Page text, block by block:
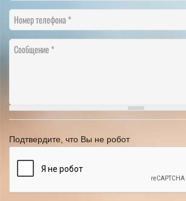
Номер телефона
Сообщение
Подтвердите, что Вы не робот